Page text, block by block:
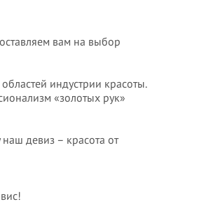
вам на выбор
индустрии красоты.
«золотых рук»
девиз – красота от